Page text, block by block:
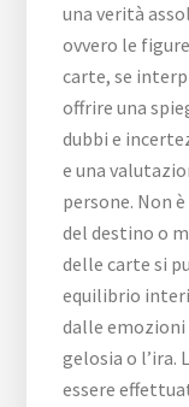
una verità
ovvero le
carte, se
offrire una
dubbi e
e una
persone. Non
del destino o
delle carte si
equilibrio
dalle
gelosia o l’ira.
essere